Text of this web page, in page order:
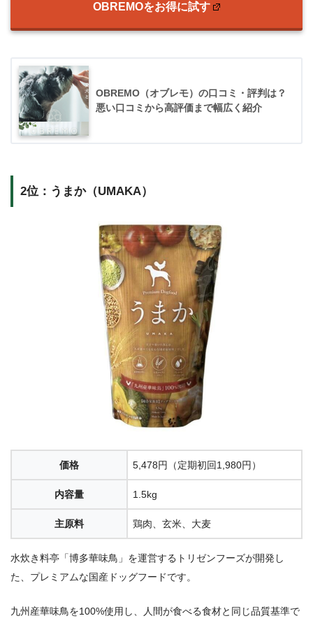
OBREMOをお得に試す
OBREMO（オブレモ）の口コミ・評判は？
悪い口コミから高評価まで幅広く紹介
2位：うまか（UMAKA）
価格 5,478円（定期初回1,980円）
内容量 1.5kg
主原料 鶏肉、玄米、大麦
水炊き料亭「博多華味鳥」を運営するトリゼンフーズが開発し
た、プレミアムな国産ドッグフードです。
九州産華味鳥を100%使用し、人間が食べる食材と同じ品質基準で